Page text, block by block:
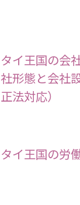
タイ王国の会
社形態と会社
正法対応）
タイ王国の労